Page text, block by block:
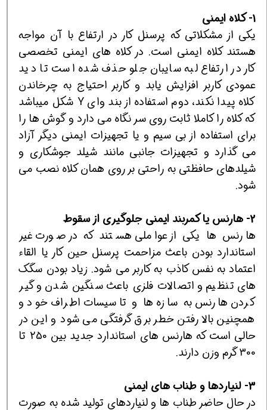
1- کلاه ایمنی
یکی از مشکلاتی که پرسنل کار در ارتفاع با آن مواجه
هستند کلاه ایمنی است. در کلاه های ایمنی تخصصی
کار در ارتفاع لبه سایبان جلو حذف شده است تا دید
عمودی کاربر افزایش یابد و کاربر احتیاج به چرخاندن
کلاه پیدا نکند، دوم استفاده از بند وای Y شکل می‎باشد
که کلاه را کاملا ثابت روی سر نگاه می دارد و گوش ها را
برای استفاده از بی سیم و یا تجهیزات ایمنی دیگر آزاد
می گذارد و تجهیزات جانبی مانند شیلد جوشکاری و
شیلدهای حافظتی به راحتی بر روی همان کلاه نصب می
شود.
2- هارنس یا کمربند ایمنی جلوگیری از سقوط
هارنس ها یکی از عواملی هستند که در صورت غیر
استاندارد بودن باعث مزاحمت پرسنل حین کار یا القاء
اعتماد به نفس کاذب به کاربر می شود. زیاد بودن سگک
های تنظیم و اتصالات فلزی باعث سنگین شدن و گیر
کردن هارنس به سازه ها و تاسیسات اطراف خود و
همچنین بالا رفتن خطر برق گرفتگی می شود و این در
حالی است که هارنس های استاندارد جدید بین 250 تا
300 گرم وزن دارند.
3- لنیاردها و طناب های ایمنی
در حال حاضر طناب ها و لنیاردهای تولید شده به صورت